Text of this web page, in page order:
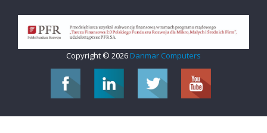
Copyright © 2026 Danmar Computers